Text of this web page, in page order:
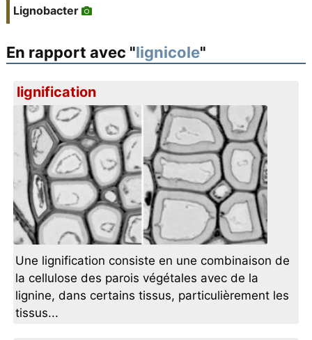
Lignobacter
En rapport avec "lignicole"
lignification
Une lignification consiste en une combinaison de
la cellulose des parois végétales avec de la
lignine, dans certains tissus, particulièrement les
tissus...